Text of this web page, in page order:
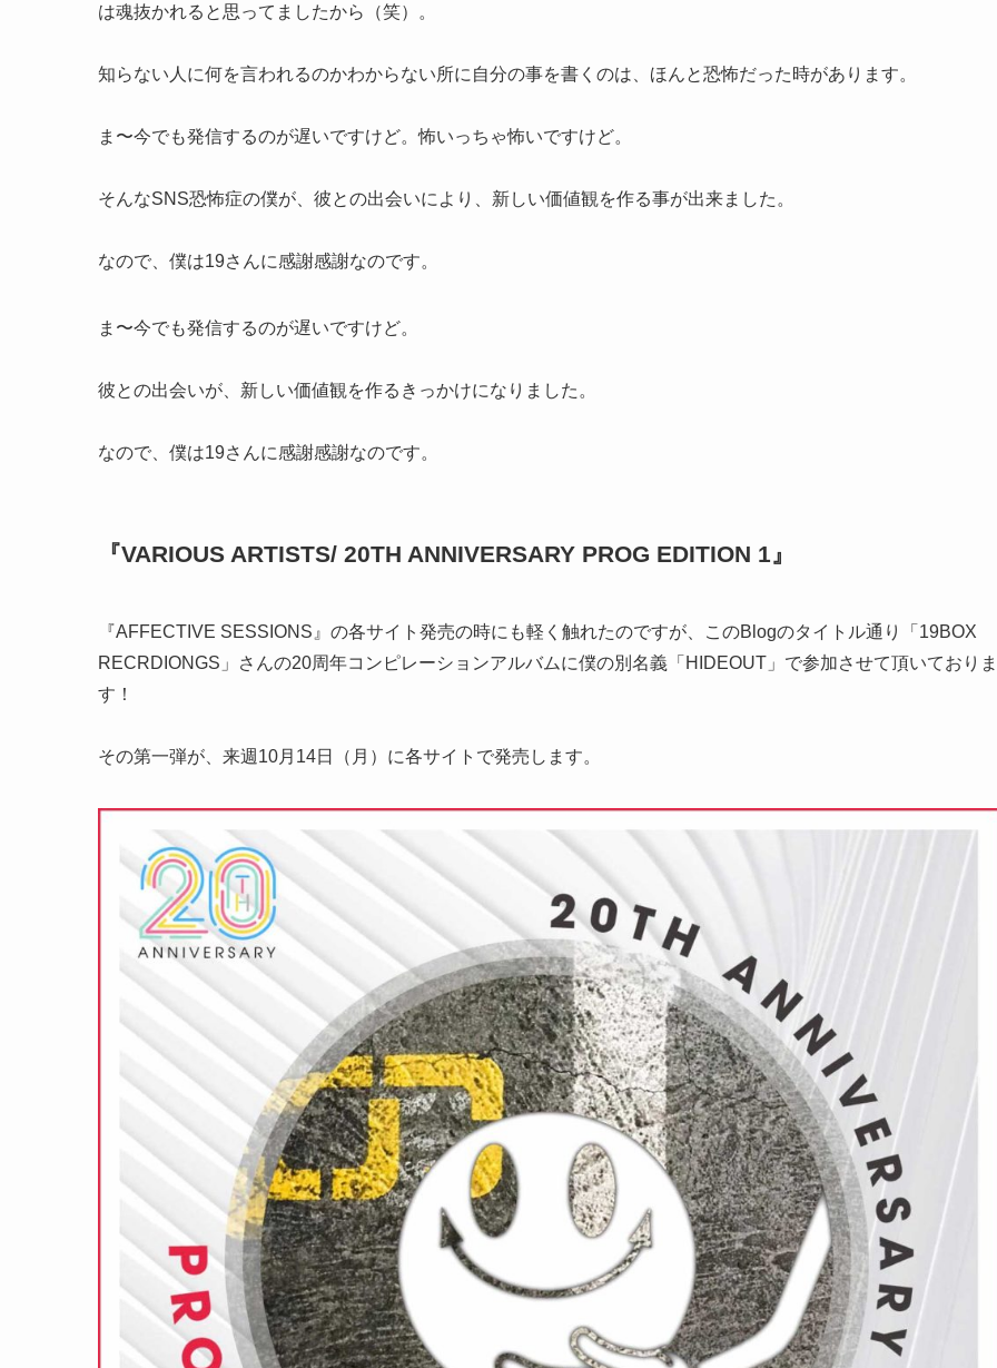
は魂抜かれると思ってましたから（笑）。
知らない人に何を言われるのかわからない所に自分の事を書くのは、ほんと恐怖だった時があります。
ま〜今でも発信するのが遅いですけど。怖いっちゃ怖いですけど。
そんなSNS恐怖症の僕が、彼との出会いにより、新しい価値観を作る事が出来ました。
なので、僕は19さんに感謝感謝なのです。
ま〜今でも発信するのが遅いですけど。
彼との出会いが、新しい価値観を作るきっかけになりました。
なので、僕は19さんに感謝感謝なのです。
『VARIOUS ARTISTS/ 20TH ANNIVERSARY PROG EDITION 1』
『AFFECTIVE SESSIONS』の各サイト発売の時にも軽く触れたのですが、このBlogのタイトル通り「19BOX
RECRDIONGS」さんの20周年コンピレーションアルバムに僕の別名義「HIDEOUT」で参加させて頂いておりま
す！
その第一弾が、来週10月14日（月）に各サイトで発売します。